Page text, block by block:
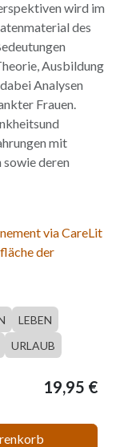
wird im
des
Ausbildung
Analysen
Frauen.
mit
deren
via CareLit
der
LEBEN
URLAUB
19,95 €